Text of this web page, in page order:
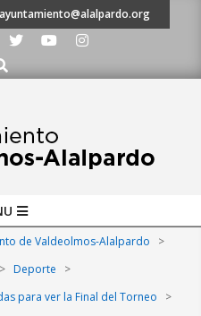
de Valdeolmos-Alalpardo
>
> Deporte
>
para ver la Final del Torneo
>